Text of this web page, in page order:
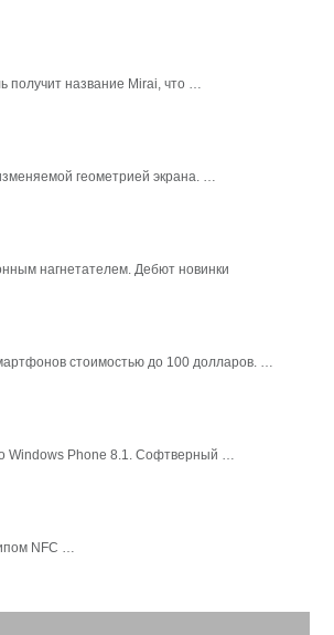
получит название Mirai, что …
геометрией экрана. …
нагнетателем. Дебют новинки
стоимостью до 100 долларов. …
Windows Phone 8.1. Софтверный …
NFC …